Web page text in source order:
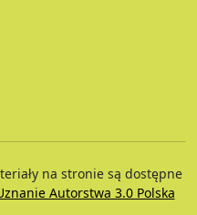
na stronie są dostępne
Autorstwa 3.0 Polska